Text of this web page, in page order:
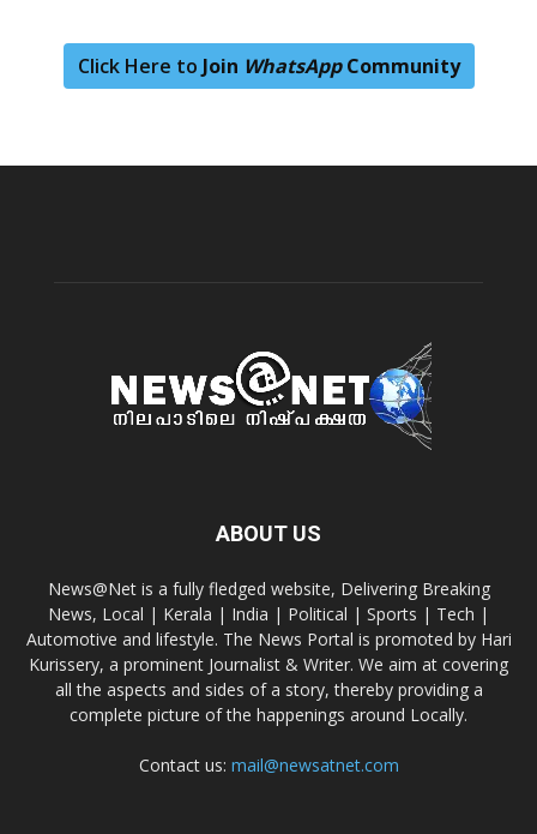
Click Here to Join WhatsAppCommunity
ABOUT US
News@Net is a fully fledged website, Delivering Breaking
News, Local | Kerala | India | Political | Sports | Tech |
Automotive and lifestyle. The News Portal is promoted by Hari
Kurissery, a prominent Journalist & Writer. We aim at covering
all the aspects and sides of a story, thereby providing a
complete picture of the happenings around Locally.
Contact us: mail@newsatnet.com